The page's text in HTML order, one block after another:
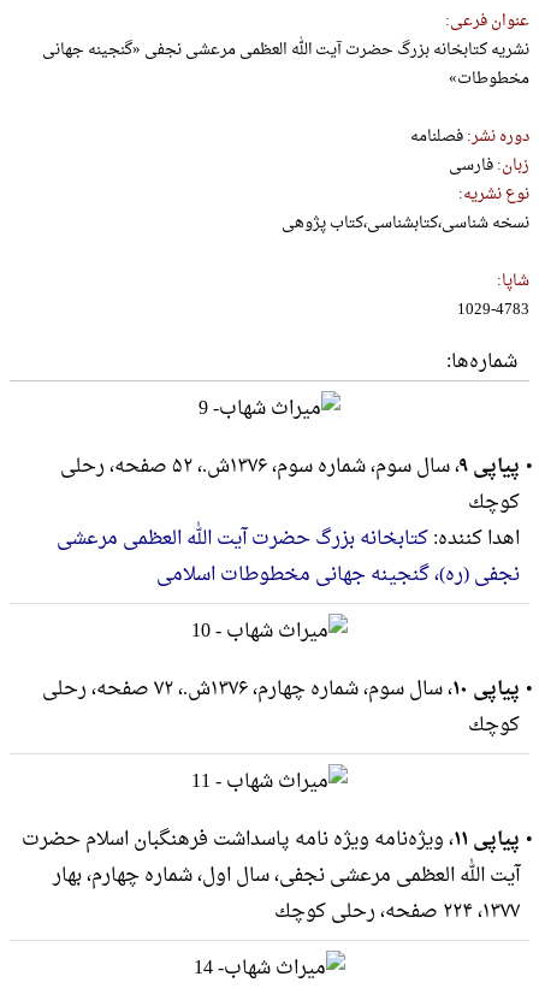
عنوان فرعی:
نشریه کتابخانه بزرگ حضرت آیت الله العظمی مرعشی نجفی «گنجینه جهانی
مخطوطات»
دوره نشر:فصلنامه
زبان:فارسی
نوع نشریه:
نسخه شناسی،کتابشناسی،کتاب پژوهی
شاپا:
1029-4783
شماره‌ها:
پیاپی ۹
، سال سوم، شماره سوم، ۱۳۷۶ش.، ۵۲ صفحه، رحلى
كوچك
اهدا کننده:کتابخانه بزرگ حضرت آیت الله العظمی مرعشی
نجفی (ره)، گنجینه جهانی مخطوطات اسلامی
پیاپی ۱۰
، سال سوم، شماره چهارم، ۱۳۷۶ش.، ۷۲ صفحه، رحلى
كوچك
پیاپی ۱۱ ، ویژه‌نامه ویژه نامه پاسداشت فرهنگبان اسلام حضرت
آیت الله العظمی مرعشی نجفی، سال اول، شماره چهارم، بهار
۱۳۷۷، ۲۲۴ صفحه، رحلى كوچك